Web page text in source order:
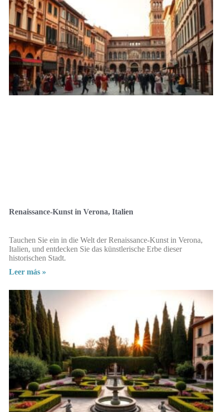
Renaissance-Kunst in Verona, Italien
Tauchen Sie ein in die Welt der Renaissance-Kunst in Verona,
Italien, und entdecken Sie das künstlerische Erbe dieser
historischen Stadt.
Leer más »